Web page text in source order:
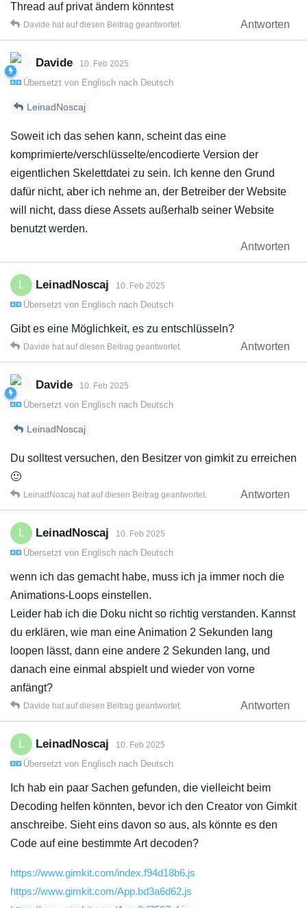
Thread auf privat ändern könntest
Antworten
Davide hat auf diesen Beitrag geantwortet.
Davide 10. Feb 2025
Übersetzt von Englisch nach Deutsch
LeinadNoscaj
Soweit ich das sehen kann, scheint das eine
komprimierte/verschlüsselte/encodierte Version der
eigentlichen Skelettdatei zu sein. Ich kenne den Grund
dafür nicht, aber ich nehme an, der Betreiber der Website
will nicht, dass diese Assets außerhalb seiner Website
benutzt werden.
Antworten
LeinadNoscaj 10. Feb 2025
Übersetzt von Englisch nach Deutsch
Gibt es eine Möglichkeit, es zu entschlüsseln?
Antworten
Davide hat auf diesen Beitrag geantwortet.
Davide 10. Feb 2025
Übersetzt von Englisch nach Deutsch
LeinadNoscaj
Du solltest versuchen, den Besitzer von gimkit zu erreichen
🙂
Antworten
LeinadNoscaj hat auf diesen Beitrag geantwortet.
LeinadNoscaj 10. Feb 2025
Übersetzt von Englisch nach Deutsch
wenn ich das gemacht habe, muss ich ja immer noch die
Animations-Loops einstellen.
Leider hab ich die Doku nicht so richtig verstanden. Kannst
du erklären, wie man eine Animation 2 Sekunden lang
loopen lässt, dann eine andere 2 Sekunden lang, und
danach eine einmal abspielt und wieder von vorne
anfängt?
Antworten
Davide hat auf diesen Beitrag geantwortet.
LeinadNoscaj 10. Feb 2025
Übersetzt von Englisch nach Deutsch
Ich hab ein paar Sachen gefunden, die vielleicht beim
Decoding helfen könnten, bevor ich den Creator von Gimkit
anschreibe. Sieht eins davon so aus, als könnte es den
Code auf eine bestimmte Art decoden?
https://www.gimkit.com/index.f94d18b6.js
https://www.gimkit.com/App.bd3a6d62.js